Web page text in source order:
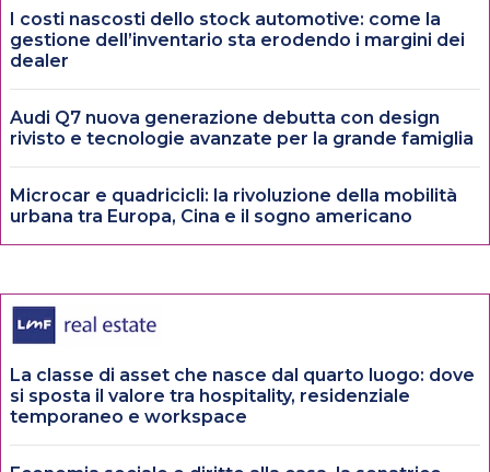
I costi nascosti dello stock automotive: come la
gestione dell’inventario sta erodendo i margini dei
dealer
Audi Q7 nuova generazione debutta con design
rivisto e tecnologie avanzate per la grande famiglia
Microcar e quadricicli: la rivoluzione della mobilità
urbana tra Europa, Cina e il sogno americano
La classe di asset che nasce dal quarto luogo: dove
si sposta il valore tra hospitality, residenziale
temporaneo e workspace